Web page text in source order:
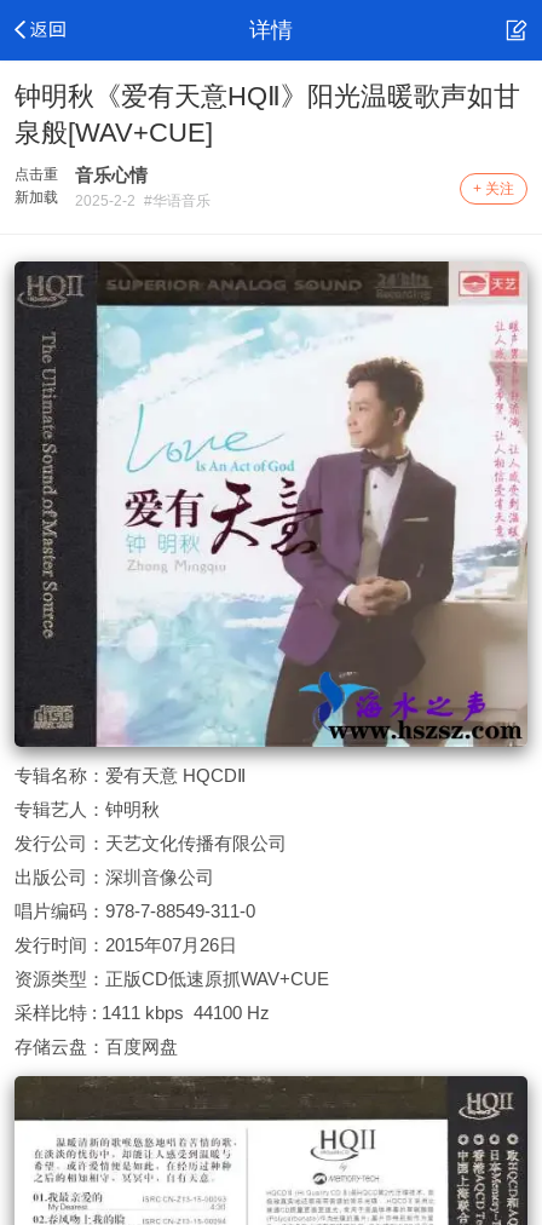
详情
钟明秋《爱有天意HQⅡ》阳光温暖歌声如甘
泉般[WAV+CUE]
点击重
新加载
音乐心情
2025-2-2 #华语音乐
+ 关注
专辑名称：爱有天意 HQCDⅡ
专辑艺人：钟明秋
发行公司：天艺文化传播有限公司
出版公司：深圳音像公司
唱片编码：978-7-88549-311-0
发行时间：2015年07月26日
资源类型：正版CD低速原抓WAV+CUE
采样比特 : 1411 kbps 44100 Hz
存储云盘：百度网盘